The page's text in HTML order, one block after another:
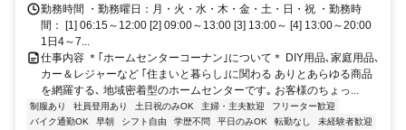
勤務時間 ・勤務曜日：月・火・水・木・金・土・日・祝 ・勤務時
間： [1] 06:15～12:00 [2] 09:00～13:00 [3] 13:00～ [4] 13:00～20:00
1日4～7...
仕事内容 ＊｢ホームセンターコーナン｣について＊ DIY用品､家庭用品､
カー＆レジャーなど ｢住まいと暮らし｣に関わる ありとあらゆる商品
を網羅する､ 地域密着型のホームセンターです｡ お客様のちょっ...
制服あり 社員登用あり 土日祝のみOK 主婦・主夫歓迎
フリーター歓迎
バイク通勤OK
早朝 シフト自由 学歴不問 平日のみOK 転勤なし
未経験者歓迎